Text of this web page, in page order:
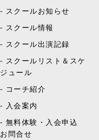
スクールお知らせ
スクール情報
スクール出演記録
スクールリスト＆スケ
ジュール
コーチ紹介
入会案内
無料体験・入会申込
お問合せ